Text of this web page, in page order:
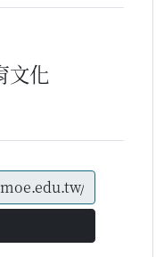
文化